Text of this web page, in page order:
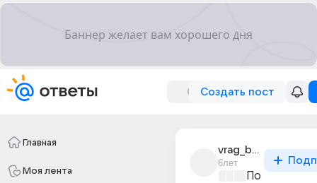
Создать пост
Главная
Моя лента
vrag_budet_razbit
6лет